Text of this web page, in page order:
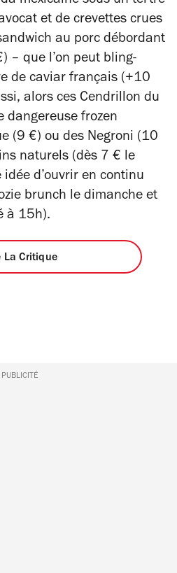
et de crevettes crues
au porc débordant
– que l’on peut bling-
de caviar français (+10
alors ces Cendrillon du
dangereuse frozen
(9 €) ou des Negroni (10
naturels (dès 7 € le
d’ouvrir en continu
brunch le dimanche et
à 15h).
La Critique
PUBLICITÉ